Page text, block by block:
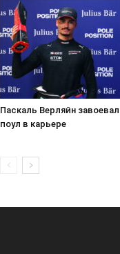
Паскаль Верляйн
поул в карьере